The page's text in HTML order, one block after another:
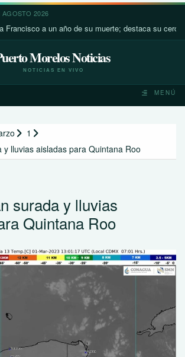
AGOSTO 2026
a un año de su muerte; destaca su cercanía
Morelos Noticias
NOTICIAS EN VIVO
MENÚ
1
y lluvias aisladas para Quintana Roo
surada y lluvias
Quintana Roo